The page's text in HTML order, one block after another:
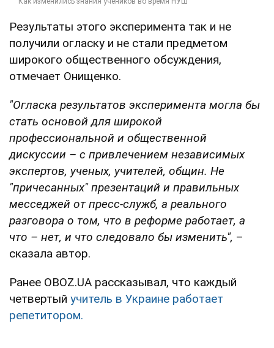
Результаты этого эксперимента так и не
получили огласку и не стали предметом
широкого общественного обсуждения,
отмечает Онищенко.
"Огласка результатов эксперимента могла бы
стать основой для широкой
профессиональной и общественной
дискуссии – с привлечением независимых
экспертов, ученых, учителей, общин. Не
"причесанных" презентаций и правильных
месседжей от пресс-служб, а реального
разговора о том, что в реформе работает, а
что – нет, и что следовало бы изменить", –
сказала автор.
Ранее OBOZ.UA рассказывал, что каждый
четвертый учитель в Украине работает
репетитором.